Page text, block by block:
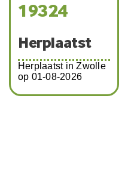
19324
Herplaatst
Herplaatst in Zwolle
op 01-08-2026